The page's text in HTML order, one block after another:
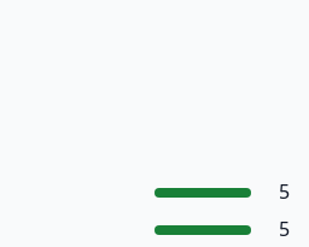
5
5